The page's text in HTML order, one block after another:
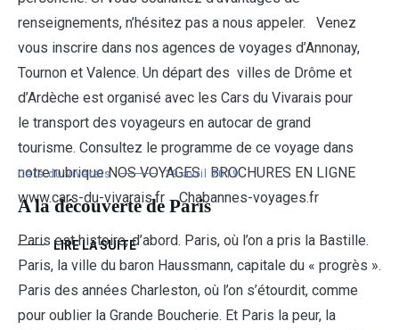
renseignements, n’hésitez pas a nous appeler. Venez
vous inscrire dans nos agences de voyages d’Annonay,
Tournon et Valence. Un départ des villes de Drôme et
d’Ardèche est organisé avec les Cars du Vivarais pour
le transport des voyageurs en autocar de grand
tourisme. Consultez le programme de ce voyage dans
notre rubrique NOS VOYAGES. BROCHURES EN LIGNE
www.cars-du-vivarais.fr Chabannes-voyages.fr
LIRE LA SUITE
Cars du vivarais 19 avril 2019
A la découverte de Paris
Paris est histoire, d’abord. Paris, où l’on a pris la Bastille.
Paris, la ville du baron Haussmann, capitale du « progrès ».
Paris des années Charleston, où l’on s’étourdit, comme
pour oublier la Grande Boucherie. Et Paris la peur, la